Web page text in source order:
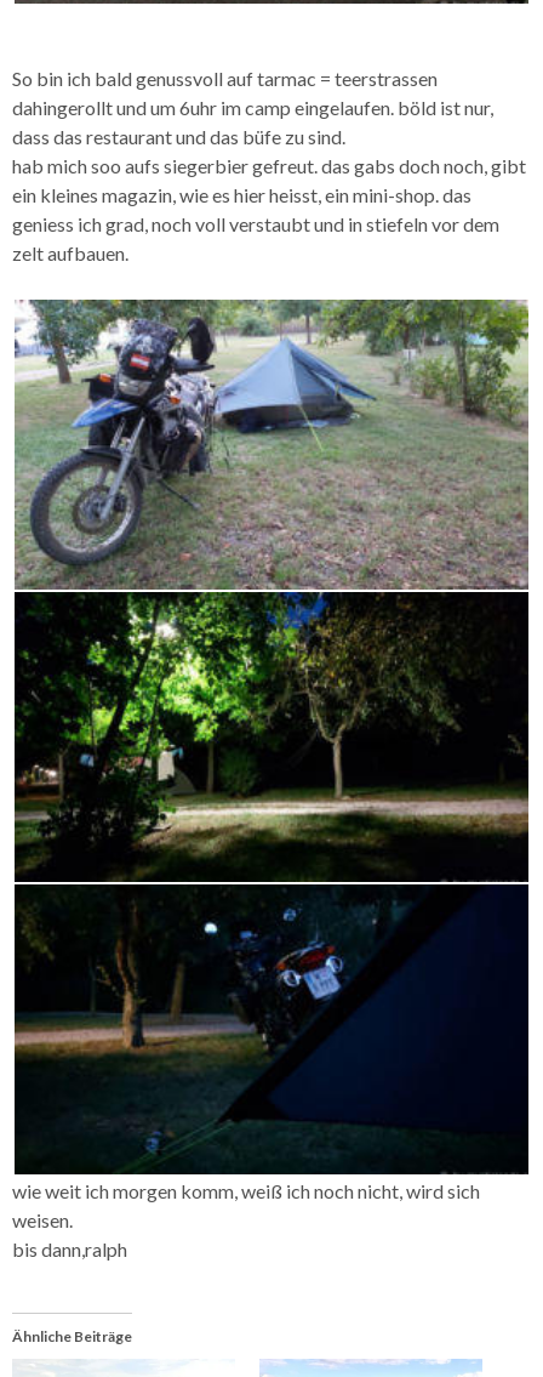
So bin ich bald genussvoll auf tarmac = teerstrassen
dahingerollt und um 6uhr im camp eingelaufen. böld ist nur,
dass das restaurant und das büfe zu sind.
hab mich soo aufs siegerbier gefreut. das gabs doch noch, gibt
ein kleines magazin, wie es hier heisst, ein mini-shop. das
geniess ich grad, noch voll verstaubt und in stiefeln vor dem
zelt aufbauen.
wie weit ich morgen komm, weiß ich noch nicht, wird sich
weisen.
bis dann,ralph
Ähnliche Beiträge